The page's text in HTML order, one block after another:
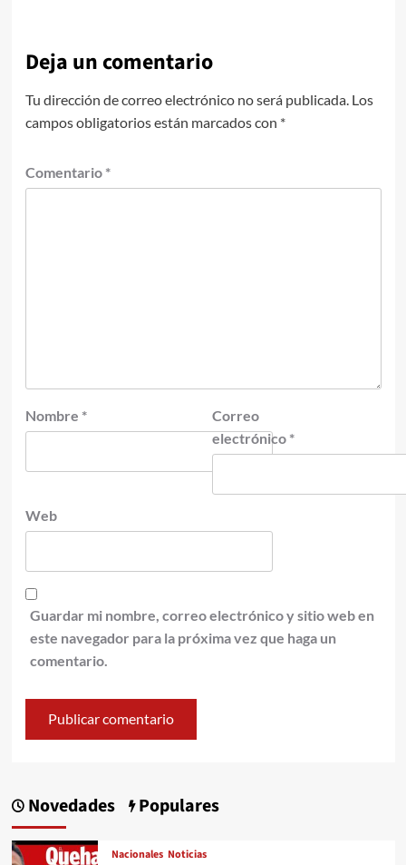
Deja un comentario
Tu dirección de correo electrónico no será publicada. Los
campos obligatorios están marcados con *
Comentario *
Nombre *
Correo
electrónico *
Web
Guardar mi nombre, correo electrónico y sitio web en
este navegador para la próxima vez que haga un
comentario.
Novedades Populares
Nacionales Noticias